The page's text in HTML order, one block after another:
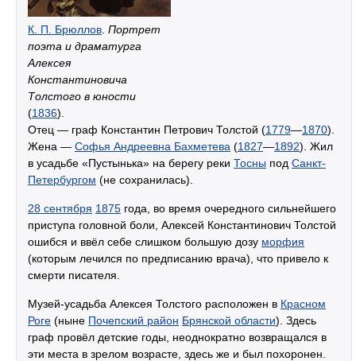
К. П. Брюллов Портрет
поэта и драматурга
Алексея
Константиновича
Толстого в юности
(1836).
Отец — граф Константин Петрович Толстой (1779—1870).
Жена — Софья Андреевна Бахметева (1827—1892). Жил
в усадьбе «Пустынька» на берегу реки Тосны под Санкт-
Петербургом (не сохранилась).
28 сентября 1875 года, во время очередного сильнейшего
приступа головной боли, Алексей Константинович Толстой
ошибся и ввёл себе слишком большую дозу морфия
(которым лечился по предписанию врача), что привело к
смерти писателя.
Музей-усадьба Алексея Толстого расположен в Красном
Роге (ныне Почепский район Брянской области). Здесь
граф провёл детские годы, неоднократно возвращался в
эти места в зрелом возрасте, здесь же и был похоронен.